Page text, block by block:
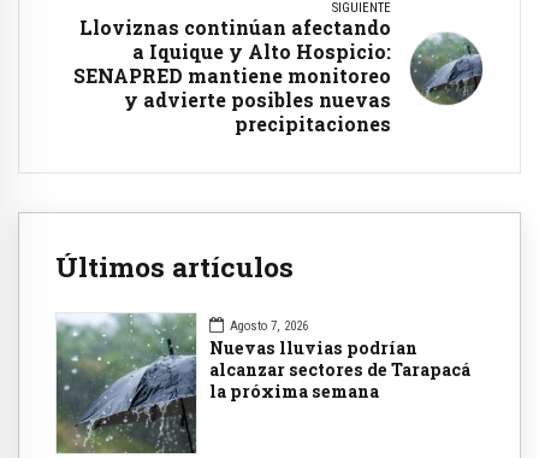
SIGUIENTE
Lloviznas continúan afectando
a Iquique y Alto Hospicio:
SENAPRED mantiene monitoreo
y advierte posibles nuevas
precipitaciones
Últimos artículos
Agosto 7, 2026
Nuevas lluvias podrían
alcanzar sectores de Tarapacá
la próxima semana